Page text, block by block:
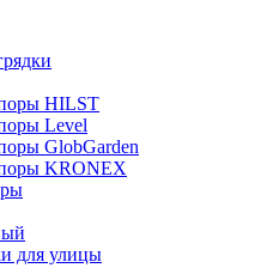
HILST
Level
GlobGarden
KRONEX
для улицы